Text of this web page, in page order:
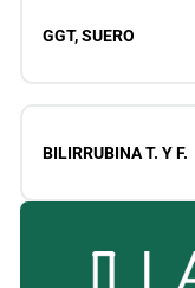
GGT, SUERO
BILIRRUBINA T. Y F.